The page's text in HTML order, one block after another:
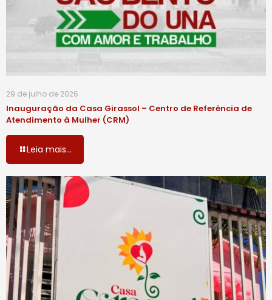
29 de julho de 2026
Inauguração da Casa Girassol – Centro de Referência de
Atendimento à Mulher (CRM)
Leia mais...